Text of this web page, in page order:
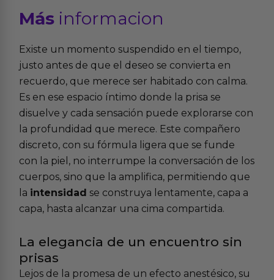
Más informacion
Existe un momento suspendido en el tiempo,
justo antes de que el deseo se convierta en
recuerdo, que merece ser habitado con calma.
Es en ese espacio íntimo donde la prisa se
disuelve y cada sensación puede explorarse con
la profundidad que merece. Este compañero
discreto, con su fórmula ligera que se funde
con la piel, no interrumpe la conversación de los
cuerpos, sino que la amplifica, permitiendo que
la intensidad se construya lentamente, capa a
capa, hasta alcanzar una cima compartida.
La elegancia de un encuentro sin
prisas
Lejos de la promesa de un efecto anestésico, su